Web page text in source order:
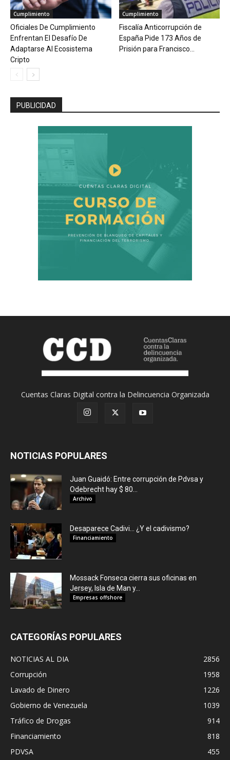
Cumplimiento
Oficiales De Cumplimiento
Enfrentan El Desafío De
Adaptarse Al Ecosistema
Cripto
Cumplimiento
Fiscalía Anticorrupción de
España Pide 173 Años de
Prisión para Francisco...
PUBLICIDAD
Cuentas Claras Digital contra la Delincuencia Organizada
NOTICIAS POPULARES
Juan Guaidó: Entre corrupción de Pdvsa y
Odebrecht hay $ 80...
Archivo
Desaparece Cadivi… ¿Y el cadivismo?
Financiamiento
Mossack Fonseca cierra sus oficinas en
Jersey, Isla de Man y...
Empresas offshore
CATEGORÍAS POPULARES
NOTICIAS AL DIA
2856
Corrupción
1958
Lavado de Dinero
1226
Gobierno de Venezuela
1039
Tráfico de Drogas
914
Financiamiento
818
PDVSA
455